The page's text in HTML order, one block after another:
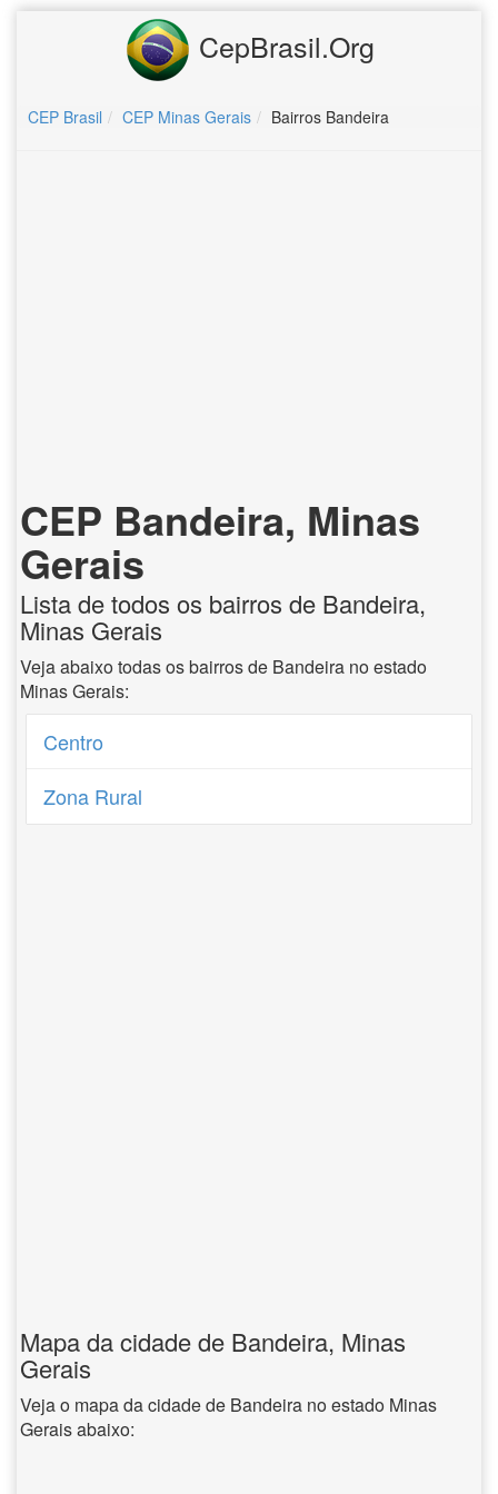
CepBrasil.Org
CEP Brasil CEP Minas Gerais Bairros Bandeira
CEP Bandeira, Minas
Gerais
Lista de todos os bairros de Bandeira,
Minas Gerais
Veja abaixo todas os bairros de Bandeira no estado
Minas Gerais:
Centro
Zona Rural
Mapa da cidade de Bandeira, Minas
Gerais
Veja o mapa da cidade de Bandeira no estado Minas
Gerais abaixo: